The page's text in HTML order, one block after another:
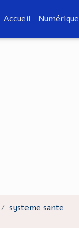
Accueil Numérique
systeme sante